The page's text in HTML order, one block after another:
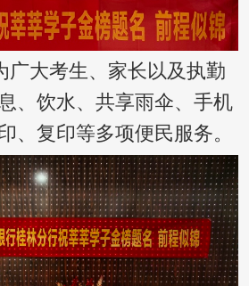
大考生、家长以及执勤
、饮水、共享雨伞、手机
、复印等多项便民服务。